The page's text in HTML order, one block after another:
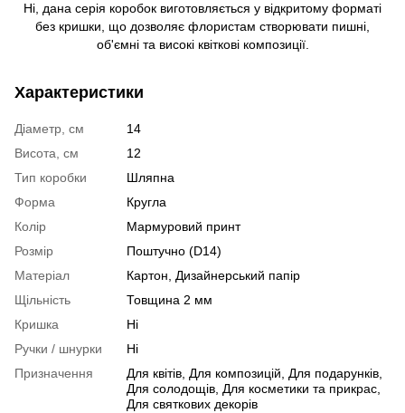
Ні, дана серія коробок виготовляється у відкритому форматі
без кришки, що дозволяє флористам створювати пишні,
об'ємні та високі квіткові композиції.
Характеристики
Діаметр, см
14
Висота, см
12
Тип коробки
Шляпна
Форма
Кругла
Колір
Мармуровий принт
Розмір
Поштучно (D14)
Матеріал
Картон, Дизайнерський папір
Щільність
Товщина 2 мм
Кришка
Ні
Ручки / шнурки
Ні
Призначення
Для квітів, Для композицій, Для подарунків,
Для солодощів, Для косметики та прикрас,
Для святкових декорів